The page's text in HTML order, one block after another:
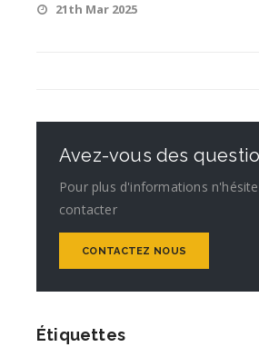
21th Mar 2025
Avez-vous des
Pour plus d'informations
contacter
CONTACTEZ NOUS
Étiquettes